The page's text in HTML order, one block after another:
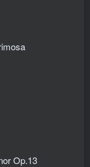
Op.13